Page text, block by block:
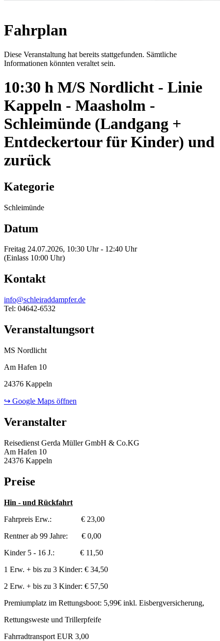
Fahrplan
Diese Veranstaltung hat bereits stattgefunden. Sämtliche
Informationen könnten veraltet sein.
10:30 h M/S Nordlicht - Linie
Kappeln - Maasholm -
Schleimünde (Landgang +
Entdeckertour für Kinder) und
zurück
Kategorie
Schleimünde
Datum
Freitag 24.07.2026, 10:30 Uhr - 12:40 Uhr
(Einlass 10:00 Uhr)
Kontakt
info@schleiraddampfer.de
Tel: 04642-6532
Veranstaltungsort
MS Nordlicht
Am Hafen 10
24376 Kappeln
↪ Google Maps öffnen
Veranstalter
Reisedienst Gerda Müller GmbH & Co.KG
Am Hafen 10
24376 Kappeln
Preise
Hin - und Rückfahrt
Fahrpreis Erw.: € 23,00
Rentner ab 99 Jahre: € 0,00
Kinder 5 - 16 J.: € 11,50
1 Erw. + bis zu 3 Kinder: € 34,50
2 Erw. + bis zu 3 Kinder: € 57,50
Premiumplatz im Rettungsboot: 5,99€ inkl. Eisbergversicherung,
Rettungsweste und Trillerpfeife
Fahrradtransport EUR 3,00